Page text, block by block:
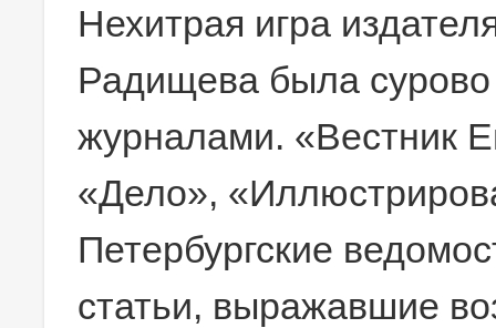
Нехитрая игра
Радищева была сурово
журналами. «Вестник
«Дело»,
Петербургские
статьи, выражавшие